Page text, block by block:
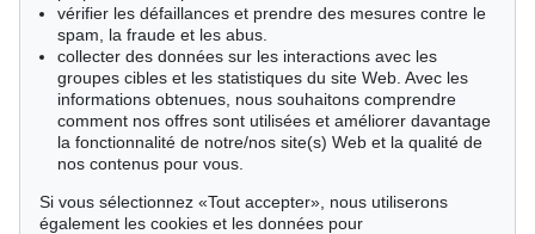
vérifier les défaillances et prendre des mesures contre le
spam, la fraude et les abus.
collecter des données sur les interactions avec les
groupes cibles et les statistiques du site Web. Avec les
informations obtenues, nous souhaitons comprendre
comment nos offres sont utilisées et améliorer davantage
la fonctionnalité de notre/nos site(s) Web et la qualité de
nos contenus pour vous.
Si vous sélectionnez «Tout accepter», nous utiliserons
également les cookies et les données pour